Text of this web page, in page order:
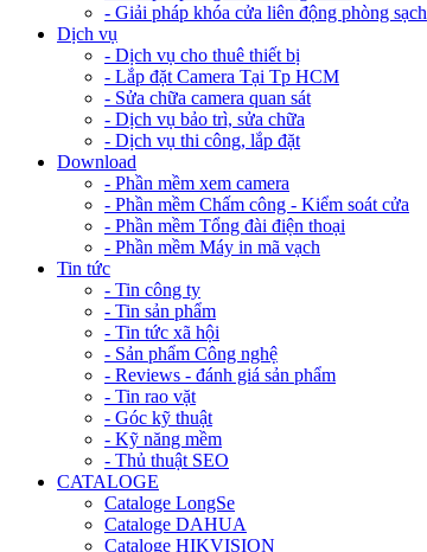
- Giải pháp khóa cửa liên động phòng sạch
Dịch vụ
- Dịch vụ cho thuê thiết bị
- Lắp đặt Camera Tại Tp HCM
- Sửa chữa camera quan sát
- Dịch vụ bảo trì, sửa chữa
- Dịch vụ thi công, lắp đặt
Download
- Phần mềm xem camera
- Phần mềm Chấm công - Kiểm soát cửa
- Phần mềm Tổng đài điện thoại
- Phần mềm Máy in mã vạch
Tin tức
- Tin công ty
- Tin sản phẩm
- Tin tức xã hội
- Sản phẩm Công nghệ
- Reviews - đánh giá sản phẩm
- Tin rao vặt
- Góc kỹ thuật
- Kỹ năng mềm
- Thủ thuật SEO
CATALOGE
Cataloge LongSe
Cataloge DAHUA
Cataloge HIKVISION